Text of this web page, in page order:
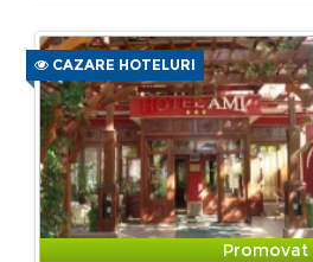
CAZARE HOTELURI
Promovat